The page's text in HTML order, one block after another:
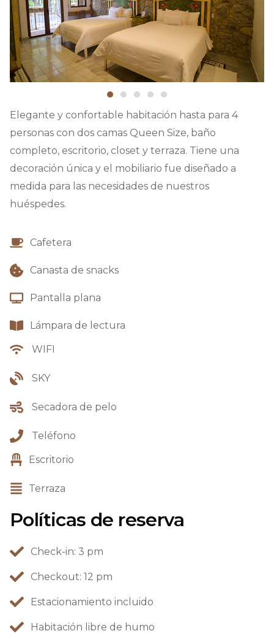
Elegante y confortable habitación hasta para 4
personas con dos camas Queen Size, baño
completo, escritorio, closet y terraza. Tiene una
decoración única y el mobiliario fue diseñado a
medida para las necesidades de nuestros
huéspedes.
Cafetera
Canasta de snacks
Pantalla plana
Lámpara de lectura
WIFI
SKY
Secadora de pelo
Teléfono
Escritorio
Terraza
Políticas de reserva
Check-in: 3 pm
Checkout: 12 pm
Estacionamiento incluido
Habitación libre de humo